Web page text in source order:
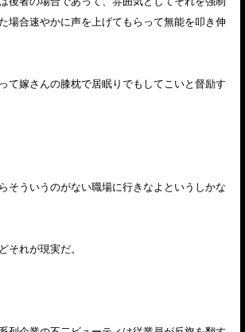
場合速やかに声を上げてもらって無能を叩き伸
て嫁さんの膝枕で居眠りでもしてこいと督励す
そういうのがない職場に行きなよというしかな
それが現実だ。